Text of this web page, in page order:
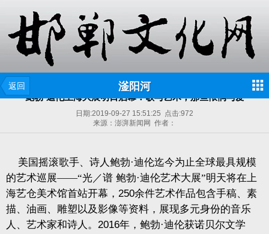
返回 滏阳河
鲍勃·迪伦上海大展明日启幕：歌与艺术，那些怅惘与爱
日期:2019-09-27 15:51:25 点击:972
来源：澎湃新闻网 作者：
美国摇滚歌手、诗人鲍勃·迪伦迄今为止全球最具规模
的艺术巡展——“光／谱 鲍勃·迪伦艺术大展”明天将在上
海艺仓美术馆首站开幕， 250余件艺术作品包含手稿、素
描、油画、雕塑以及影像等资料，展现多元身份的音乐
人、艺术家和诗人。 2016年，鲍勃·迪伦获诺贝尔文学